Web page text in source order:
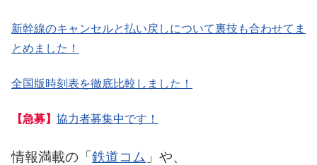
新幹線のキャンセルと払い戻しについて裏技も合わせてま
とめました！
全国版時刻表を徹底比較しました！
【急募】 協力者募集中です！
情報満載の「鉄道コム 」や、